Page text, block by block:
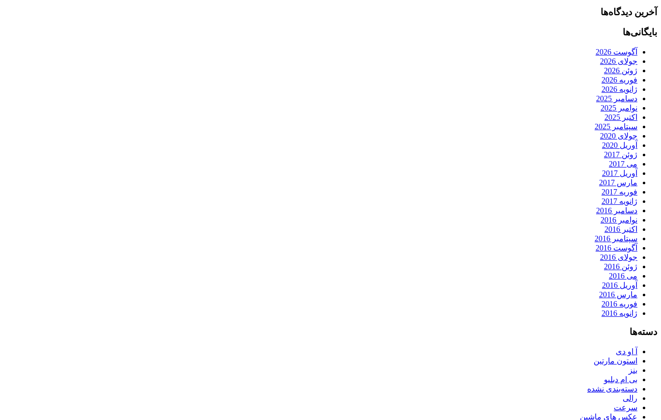
آخرین دیدگاه‌ها
بایگانی‌ها
آگوست 2026
جولای 2026
ژوئن 2026
فوریه 2026
ژانویه 2026
دسامبر 2025
نوامبر 2025
اکتبر 2025
سپتامبر 2025
جولای 2020
آوریل 2020
ژوئن 2017
می 2017
آوریل 2017
مارس 2017
فوریه 2017
ژانویه 2017
دسامبر 2016
نوامبر 2016
اکتبر 2016
سپتامبر 2016
آگوست 2016
جولای 2016
ژوئن 2016
می 2016
آوریل 2016
مارس 2016
فوریه 2016
ژانویه 2016
دسته‌ها
آ او دی
استون مارتین
بنز
بی ام دبلیو
دسته‌بندی نشده
رالی
سرعت
عکس های ماشین